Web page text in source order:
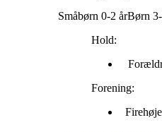
Småbørn 0-2 årBørn
Hold:
Forening: